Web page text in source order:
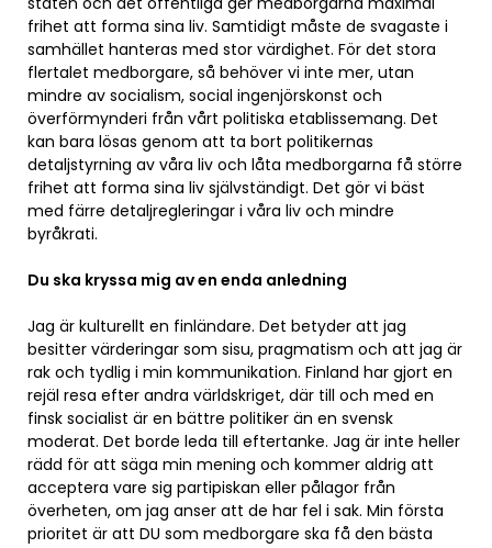
frihet att forma sina liv. Samtidigt måste de svagaste i
samhället hanteras med stor värdighet. För det stora
flertalet medborgare, så behöver vi inte mer, utan
mindre av socialism, social ingenjörskonst och
överförmynderi från vårt politiska etablissemang. Det
kan bara lösas genom att ta bort politikernas
detaljstyrning av våra liv och låta medborgarna få större
frihet att forma sina liv självständigt. Det gör vi bäst
med färre detaljregleringar i våra liv och mindre
byråkrati.
Du ska kryssa mig av en enda anledning
Jag är kulturellt en finländare. Det betyder att jag
besitter värderingar som sisu, pragmatism och att jag är
rak och tydlig i min kommunikation. Finland har gjort en
rejäl resa efter andra världskriget, där till och med en
finsk socialist är en bättre politiker än en svensk
moderat. Det borde leda till eftertanke. Jag är inte heller
rädd för att säga min mening och kommer aldrig att
acceptera vare sig partipiskan eller pålagor från
överheten, om jag anser att de har fel i sak. Min första
prioritet är att DU som medborgare ska få den bästa